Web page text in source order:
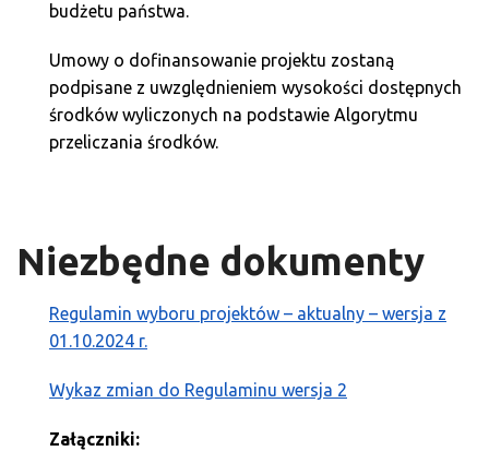
budżetu państwa.
Umowy o dofinansowanie projektu zostaną
podpisane z uwzględnieniem wysokości dostępnych
środków wyliczonych na podstawie Algorytmu
przeliczania środków.
Niezbędne dokumenty
Regulamin wyboru projektów – aktualny – wersja z
01.10.2024 r.
Wykaz zmian do Regulaminu wersja 2
Załączniki: